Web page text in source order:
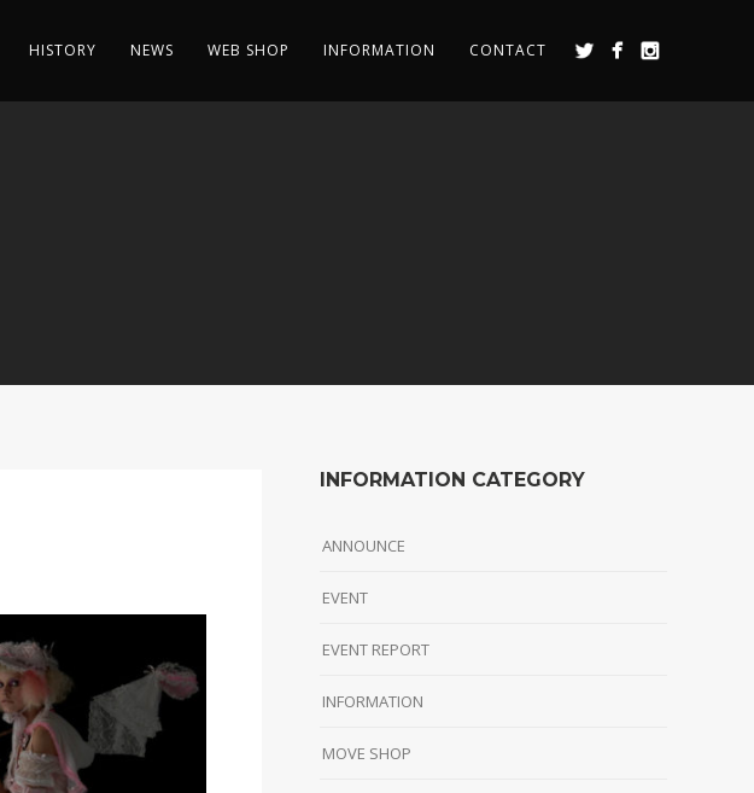
HISTORY NEWS WEB SHOP INFORMATION CONTACT
INFORMATION CATEGORY
ANNOUNCE
EVENT
EVENT REPORT
INFORMATION
MOVE SHOP